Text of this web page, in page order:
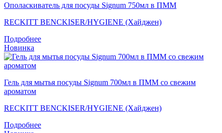
Ополаскиватель для посуды Signum 750мл в ПММ
RECKITT BENCKISER/HYGIENE (Хайджен)
Подробнее
Новинка
Гель для мытья посуды Signum 700мл в ПММ со свежим
ароматом
RECKITT BENCKISER/HYGIENE (Хайджен)
Подробнее